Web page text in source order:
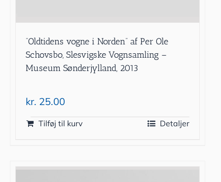
”Oldtidens vogne i Norden” af Per Ole
Schovsbo, Slesvigske Vognsamling –
Museum Sønderjylland, 2013
kr. 25.00
Tilføj til kurv Detaljer